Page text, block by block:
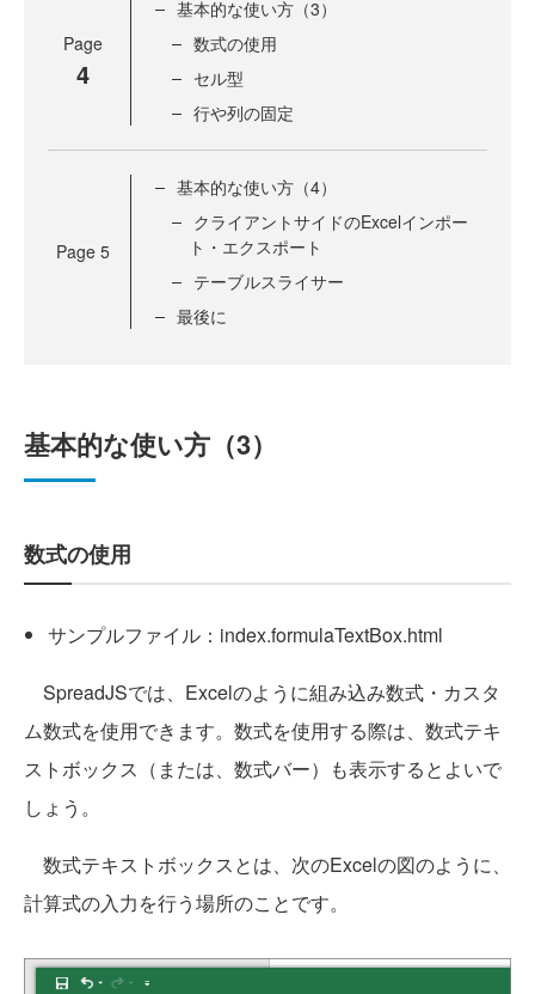
Page
4
基本的な使い方（3）
数式の使用
セル型
行や列の固定
Page 5
基本的な使い方（4）
クライアントサイドのExcelインポー
ト・エクスポート
テーブルスライサー
最後に
基本的な使い方（3）
数式の使用
サンプルファイル：index.formulaTextBox.html
SpreadJSでは、Excelのように組み込み数式・カスタ
ム数式を使用できます。数式を使用する際は、数式テキ
ストボックス（または、数式バー）も表示するとよいで
しょう。
数式テキストボックスとは、次のExcelの図のように、
計算式の入力を行う場所のことです。